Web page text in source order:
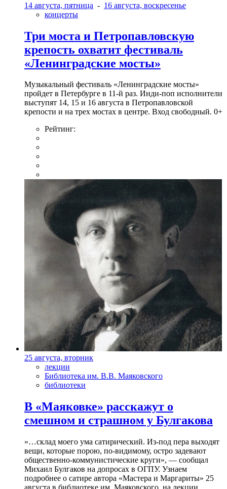
14 августа, пятница - 16 августа, воскресенье
концерты
Три моста и Петропавловскую
крепость охватит фестиваль
«Ленинградские мосты»
Музыкальный фестиваль «Ленинградские мосты»
пройдет в Петербурге в 11-й раз. Инди-поп исполнители
выступят 14, 15 и 16 августа в Петропавловской
крепости и на трех мостах в центре. Вход свободный. 0+
Рейтинг:
25 августа, вторник
лекции
Библиотека им. В.В. Маяковского
библиотеки
В «Маяковке» расскажут о
смешном и страшном у Булгакова
»…склад моего ума сатирический. Из-под пера выходят
вещи, которые порою, по-видимому, остро задевают
общественно-коммунистические круги», — сообщал
Михаил Булгаков на допросах в ОГПУ. Узнаем
подробнее о сатире автора «Мастера и Маргариты» 25